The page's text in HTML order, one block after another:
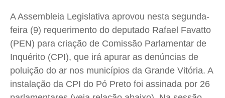
Colunas
Caetano Roque
Gustavo Bastos
Jr Mignone (in memorian)
Wanda Sily
Colunas
Caetano Roque
Gustavo Bastos
Jr Mignone (in memorian)
Wanda Sily
Colunas
Caetano Roque
Gustavo Bastos
Jr Mignone (in memorian)
Wanda Sily
Colunas
Caetano Roque
Gustavo Bastos
Jr Mignone (in memorian)
Wanda Sily
A Assembleia Legislativa aprovou nesta segunda-
feira (9) requerimento do deputado Rafael Favatto
(PEN) para criação de Comissão Parlamentar de
Inquérito (CPI), que irá apurar as denúncias de
poluição do ar nos municípios da Grande Vitória. A
instalação da CPI do Pó Preto foi assinada por 26